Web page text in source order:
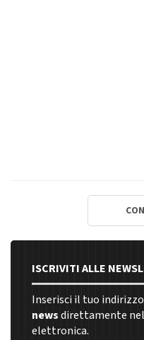
ISCRIVITI ALLE
Inserisci il tuo
newsdirettamente
elettronica.